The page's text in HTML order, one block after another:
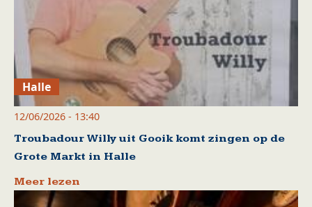
Halle
12/06/2026 - 13:40
Troubadour Willy uit Gooik komt zingen op de
Grote Markt in Halle
Meer lezen